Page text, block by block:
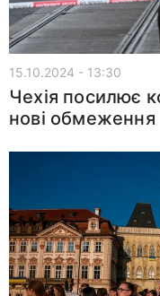
15.10.2024 - 13:30
Чехія посилює
нові обмеження